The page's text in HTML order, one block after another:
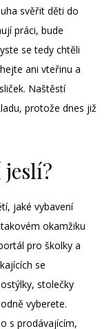
svěřit děti do
práci, bude
se tedy chtěli
ani vteřinu a
Naštěstí
protože dnes již
jeslí?
jaké vybavení
okamžiku
pro školky a
se
stolečky
vyberete.
s prodávajícím,